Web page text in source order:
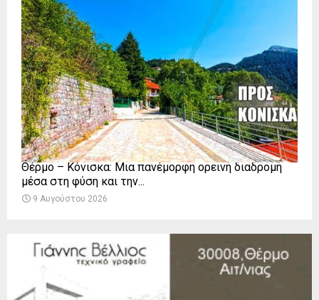
Θέρμο – Κόνισκα: Μια πανέμορφη ορεινή διαδρομή
μέσα στη φύση και την...
9 Αυγούστου 2026